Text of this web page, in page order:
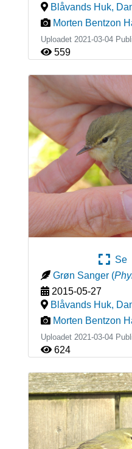
Blåvands Huk,
Morten Bentzon
Uploadet 2021-03-04
559
Se
Grøn Sanger (
2015-05-27
Blåvands Huk,
Morten Bentzon
Uploadet 2021-03-04
624